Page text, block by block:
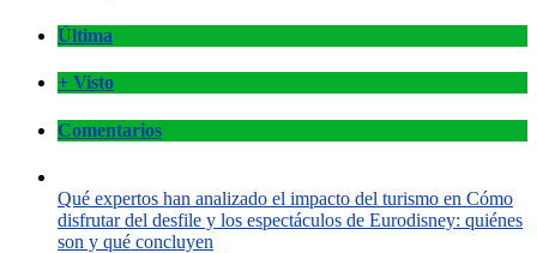
Última
+ Visto
Comentarios
Qué expertos han analizado el impacto del turismo en Cómo
disfrutar del desfile y los espectáculos de Eurodisney: quiénes
son y qué concluyen